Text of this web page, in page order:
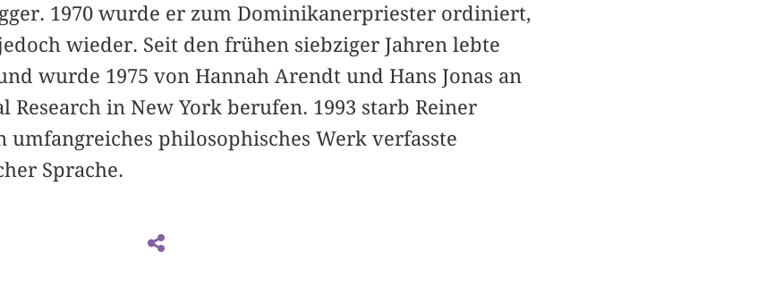
1970 wurde er zum Dominikanerpriester ordiniert,
wieder. Seit den frühen siebziger Jahren lebte
wurde 1975 von Hannah Arendt und Hans Jonas an
Research in New York berufen. 1993 starb Reiner
umfangreiches philosophisches Werk verfasste
Sprache.